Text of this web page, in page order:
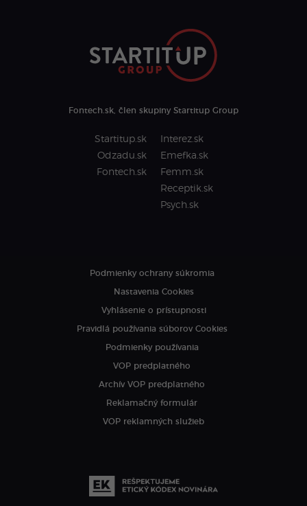
Fontech.sk, člen skupiny Startitup Group
Startitup.sk
Odzadu.sk
Fontech.sk
Interez.sk
Emefka.sk
Femm.sk
Receptik.sk
Psych.sk
Podmienky ochrany súkromia
Nastavenia Cookies
Vyhlásenie o prístupnosti
Pravidlá používania súborov Cookies
Podmienky používania
VOP predplatného
Archív VOP predplatného
Reklamačný formulár
VOP reklamných služieb